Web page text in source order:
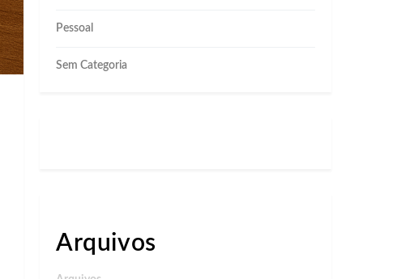
Pessoal
Sem Categoria
Arquivos